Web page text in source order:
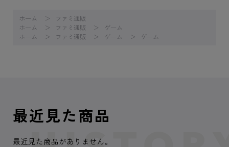
ホーム
ファミ通販
ホーム
ファミ通販
ゲーム
ホーム
ファミ通販 ゲーム ゲーム
最近見た商品
最近見た商品がありません。